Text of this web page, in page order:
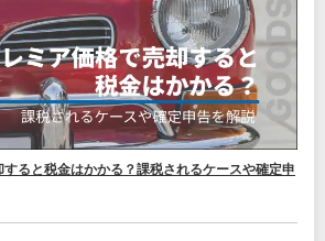
ると税金はかかる？課税されるケースや確定申